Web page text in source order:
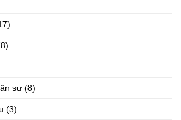
sự (8)
(3)